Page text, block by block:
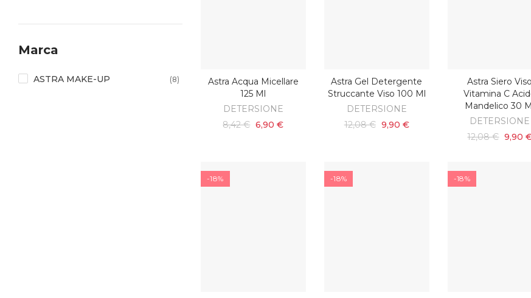
SCOPRI
Astra Acqua Micellare
125 Ml
DETERSIONE
8,42 € 6,90 €
AGGIUNGI AL CARRELLO
Astra Gel Detergente
Struccante Viso 100 Ml
DETERSIONE
12,08 € 9,90 €
AGGIUNGI AL
Astra Siero Viso
Vitamina C
Mandelico 30
DETERSIONE
12,08 € 9,90
-18% -18% -18%
Marca
ASTRA MAKE-UP (8)